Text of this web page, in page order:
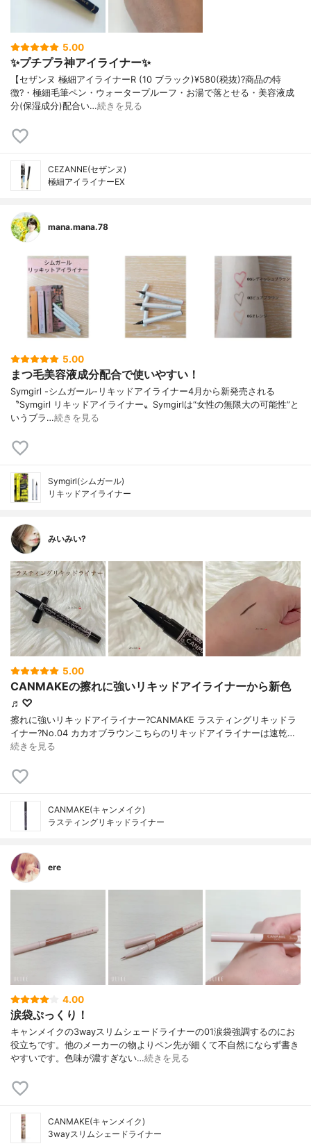
5.00
✨プチプラ神アイライナー✨
【セザンヌ 極細アイライナーR (10 ブラック)¥580(税抜)?商品の特
徴?・極細毛筆ペン・ウォータープルーフ・お湯で落とせる・美容液成
分(保湿成分)配合い…続きを見る
CEZANNE(セザンヌ)
極細アイライナーEX
mana.mana.78
5.00
まつ毛美容液成分配合で使いやすい！
Symgirl -シムガール-リキッドアイライナー4月から新発売される
〝Symgirl リキッドアイライナー〟Symgirlは“女性の無限大の可能性”と
いうブラ…続きを見る
Symgirl(シムガール)
リキッドアイライナー
みいみい?
5.00
CANMAKEの擦れに強いリキッドアイライナーから新色
♬︎♡
擦れに強いリキッドアイライナー? CANMAKE ラスティングリキッドラ
イナー ?No.04 カカオブラウン こちらのリキッドアイライナーは速乾…
続きを見る
CANMAKE(キャンメイク)
ラスティングリキッドライナー
ere
4.00
涙袋ぷっくり！
キャンメイクの3wayスリムシェードライナーの01涙袋強調するのにお
役立ちです。他のメーカーの物よりペン先が細くて不自然にならず書き
やすいです。色味が濃すぎない…続きを見る
CANMAKE(キャンメイク)
3wayスリムシェードライナー